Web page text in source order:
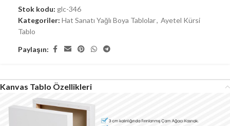
Stok kodu: glc-346
Kategoriler: Hat Sanatı Yağlı Boya Tablolar, Ayetel Kürsi
Tablo
Paylaşın:
Kanvas Tablo Özellikleri